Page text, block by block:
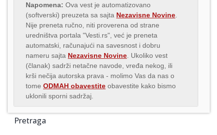
Napomena: Ova vest je automatizovano
(softverski) preuzeta sa sajta Nezavisne Novine
Nije preneta ručno, niti proverena od strane
uredništva portala "Vesti.rs", već je preneta
automatski, računajući na savesnost i dobru
nameru sajta Nezavisne Novine . Ukoliko vest
(članak) sadrži netačne navode, vređa nekog, ili
krši nečija autorska prava - molimo Vas da nas o
tome ODMAH obavestite obavestite kako bismo
uklonili sporni sadržaj.
Pretraga